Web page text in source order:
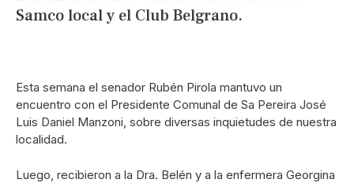
Samco local y el Club Belgrano.
Esta semana el senador Rubén Pirola mantuvo un
encuentro con el Presidente Comunal de Sa Pereira José
Luis Daniel Manzoni, sobre diversas inquietudes de nuestra
localidad.
Luego, recibieron a la Dra. Belén y a la enfermera Georgina